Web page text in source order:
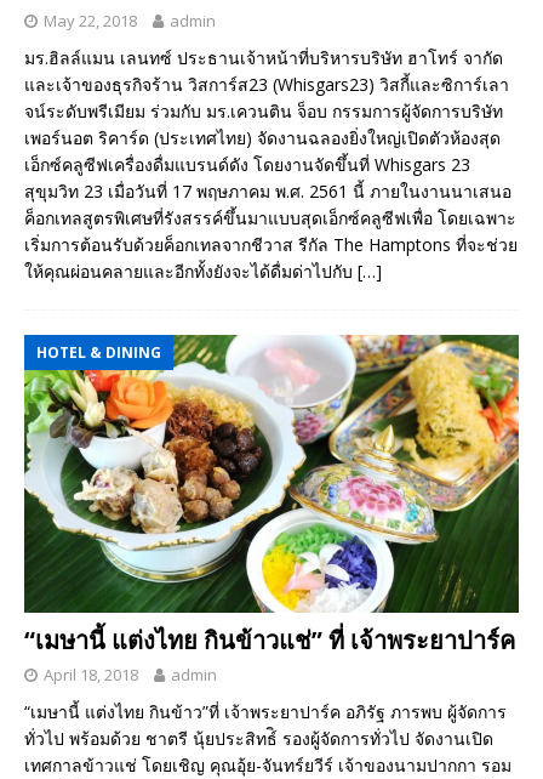
May 22, 2018 admin
มร.ฮิลล์แมน เลนทซ์ ประธานเจ้าหน้าที่บริหารบริษัท ฮาโทร์ จากัด
และเจ้าของธุรกิจร้าน วิสการ์ส23 (Whisgars23) วิสกี้และซิการ์เลา
จน์ระดับพรีเมียม ร่วมกับ มร.เควนติน จ็อบ กรรมการผู้จัดการบริษัท
เพอร์นอต ริคาร์ด (ประเทศไทย) จัดงานฉลองยิ่งใหญ่เปิดตัวห้องสุด
เอ็กซ์คลูซีฟเครื่องดื่มแบรนด์ดัง โดยงานจัดขึ้นที่ Whisgars 23
สุขุมวิท 23 เมื่อวันที่ 17 พฤษภาคม พ.ศ. 2561 นี้ ภายในงานนาเสนอ
ค็อกเทลสูตรพิเศษที่รังสรรค์ขึ้นมาแบบสุดเอ็กซ์คลูซีฟเพื่อ โดยเฉพาะ
เริ่มการต้อนรับด้วยค็อกเทลจากชีวาส รีกัล The Hamptons ที่จะช่วย
ให้คุณผ่อนคลายและอีกทั้งยังจะได้ดื่มด่าไปกับ […]
HOTEL & DINING
“เมษานี้ แต่งไทย กินข้าวแช่” ที่ เจ้าพระยาปาร์ค
April 18, 2018 admin
“เมษานี้ แต่งไทย กินข้าว”ที่ เจ้าพระยาปาร์ค อภิรัฐ ภารพบ ผู้จัดการ
ทั่วไป พร้อมด้วย ชาตรี นุ้ยประสิทธ์ิ รองผู้จัดการทั่วไป จัดงานเปิด
เทศกาลข้าวแช่ โดยเชิญ คุณอุ้ย-จันทร์ยวีร์ เจ้าของนามปากกา รอม